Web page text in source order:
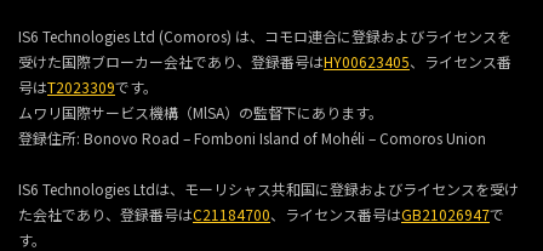
IS6 Technologies Ltd (Comoros) は、コモロ連合に登録およびライセンスを
受けた国際ブローカー会社であり、登録番号はHY00623405、ライセンス番
号はT2023309です。
ムワリ国際サービス機構（MlSA）の監督下にあります。
登録住所: Bonovo Road – Fomboni Island of Mohéli – Comoros Union
IS6 Technologies Ltdは、モーリシャス共和国に登録およびライセンスを受け
た会社であり、登録番号はC21184700、ライセンス番号はGB21026947で
す。